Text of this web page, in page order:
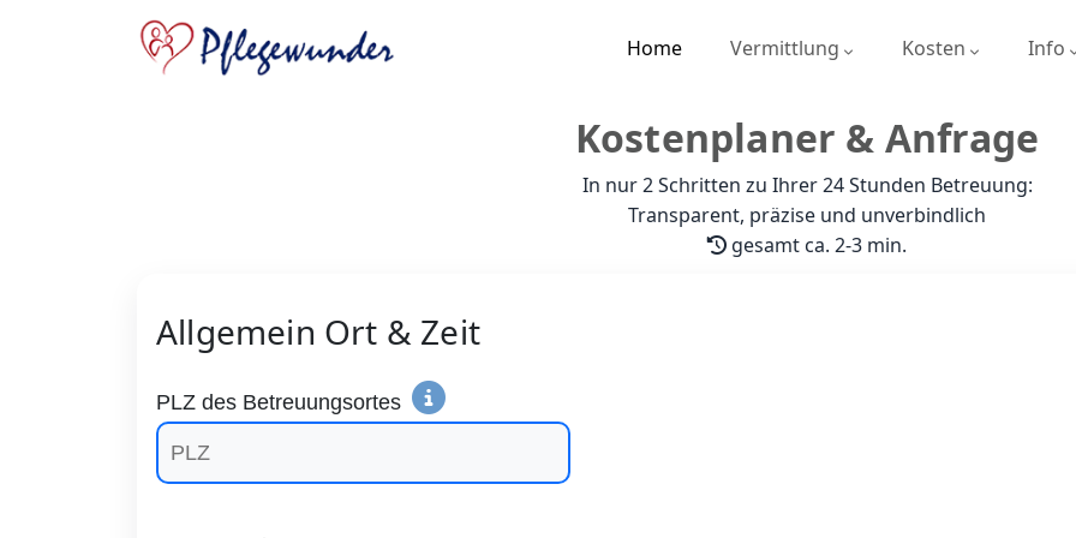
Home Vermittlung Kosten Info
Kostenplaner & Anfrage
In nur 2 Schritten zu Ihrer 24 Stunden Betreuung:
Transparent, präzise und unverbindlich
gesamt ca. 2-3 min.
Allgemein Ort & Zeit
PLZ des Betreuungsortes